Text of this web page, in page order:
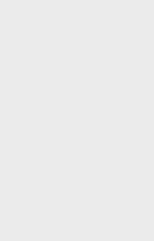
5 indirim
18 ay vade
projesinde
48 ay
World ile